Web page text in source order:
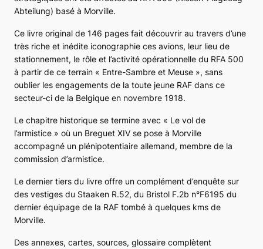
Abteilung) basé à Morville.
Ce livre original de 146 pages fait découvrir au travers d’une
très riche et inédite iconographie ces avions, leur lieu de
stationnement, le rôle et l’activité opérationnelle du RFA 500
à partir de ce terrain « Entre-Sambre et Meuse », sans
oublier les engagements de la toute jeune RAF dans ce
secteur-ci de la Belgique en novembre 1918.
Le chapitre historique se termine avec « Le vol de
l’armistice » où un Breguet XIV se pose à Morville
accompagné un plénipotentiaire allemand, membre de la
commission d’armistice.
Le dernier tiers du livre offre un complément d’enquête sur
des vestiges du Staaken R.52, du Bristol F.2b n°F6195 du
dernier équipage de la RAF tombé à quelques kms de
Morville.
Des annexes, cartes, sources, glossaire complètent